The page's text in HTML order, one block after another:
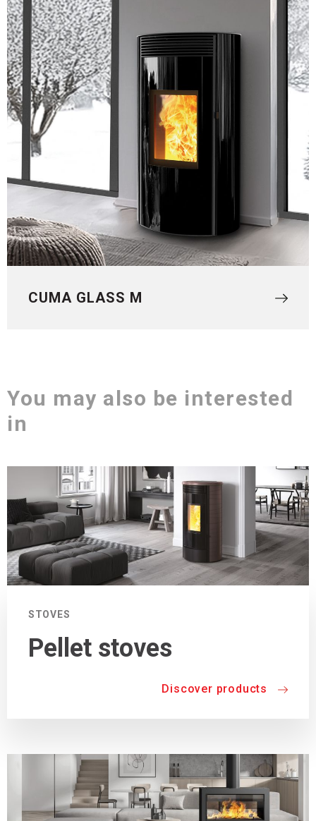
CUMA GLASS M
You may also be interested
in
STOVES
Pellet stoves
Discover products